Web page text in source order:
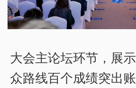
大会主论坛环节，展
众路线百个成绩突出